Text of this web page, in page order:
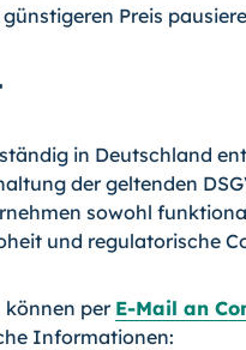
Preis
in Deutschland
der geltenden
sowohl
und regulatorische
perE-Mail an
Informationen: